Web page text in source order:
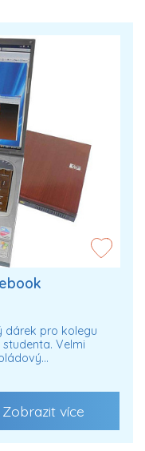
dárek pro kolegu
Velmi
Zobrazit více